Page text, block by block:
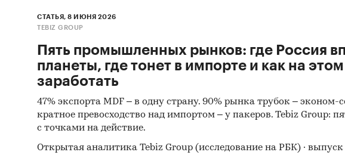
СТАТЬЯ, 8 ИЮНЯ 2026
TEBIZ GROUP
Пять промышленных рынков: где Россия
планеты, где тонет в импорте и как на этом
заработать
47% экспорта MDF – в одну страну. 90% рынка трубок – эконом-
кратное превосходство над импортом – у пакеров. Tebiz Group:
с точками на действие.
Открытая аналитика Tebiz Group (исследование на РБК) ·